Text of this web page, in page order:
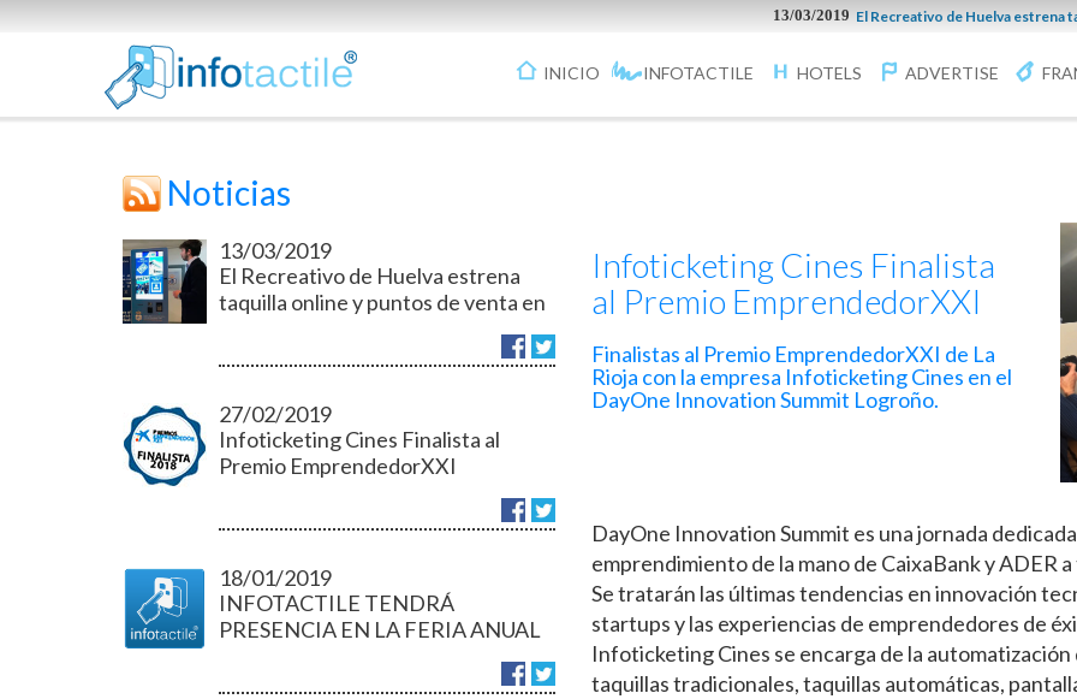
13/03/2019 El Recreativo de Huelva estrena
INICIO INFOTACTILE HOTELS ADVERTISE
Noticias
13/03/2019
El Recreativo de Huelva estrena
taquilla online y puntos de venta en
27/02/2019
Infoticketing Cines Finalista al
Premio EmprendedorXXI
18/01/2019
INFOTACTILE TENDRÁ
PRESENCIA EN LA FERIA ANUAL
Infoticketing Cines Finalista
al Premio EmprendedorXXI
Finalistas al Premio EmprendedorXXI de La
Rioja con la empresa Infoticketing Cines en el
DayOne Innovation Summit Logroño.
DayOne Innovation Summit es una jornada
emprendimiento de la mano de CaixaBank y ADER
Se tratarán las últimas tendencias en innovación
startups y las experiencias de emprendedores de
Infoticketing Cines se encarga de la automatización
taquillas tradicionales, taquillas automáticas,